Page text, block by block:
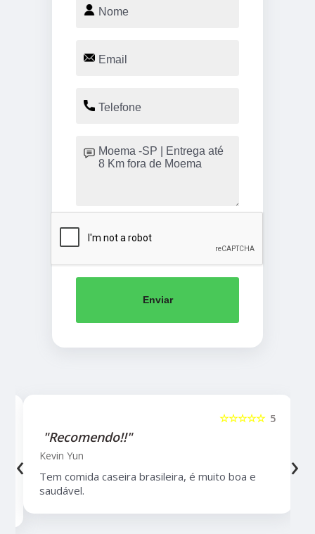
Enviar
5
☆☆☆☆☆
"Recomendo!!"
Kevin Yun
Tem comida caseira brasileira, é muito boa e
saudável.
‹ ›